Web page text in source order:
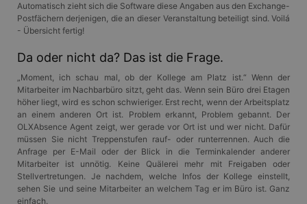
Automatisch zieht sich die Software diese Angaben aus den Exchange-
Postfächern derjenigen, die an dieser Veranstaltung beteiligt sind. Voilá
- Übersicht fertig!
Da oder nicht da? Das ist die Frage.
„Moment, ich schau mal, ob der Kollege am Platz ist.“ Wenn der
Mitarbeiter im Nachbarbüro sitzt, geht das. Wenn sein Büro drei Etagen
höher liegt, wird es schon schwieriger. Erst recht, wenn der Arbeitsplatz
an einem anderen Ort ist. Problem erkannt, Problem gebannt. Der
OLXAbsence Agent zeigt, wer gerade vor Ort ist und wer nicht. Dafür
müssen Sie nicht Treppenstufen rauf- oder runterrennen. Auch die
Anfrage per E-Mail oder der Blick in die Terminkalender anderer
Mitarbeiter ist unnötig. Keine Quälerei mehr mit Freigaben oder
Stellvertretungen. Je nachdem, welche Infos der Kollege einstellt,
sehen Sie und seine Mitarbeiter an welchem Tag er im Büro ist. Ganz
einfach.